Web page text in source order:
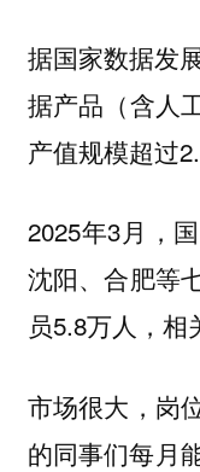
据国家数据发
据产品（含人
产值规模超过
2025年3月，
沈阳、合肥等
员5.8万人，相
市场很大，岗
的同事们每月